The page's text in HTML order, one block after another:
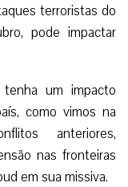
terroristas do
pode impactar
um impacto
como vimos na
anteriores,
nas fronteiras
em sua missiva.